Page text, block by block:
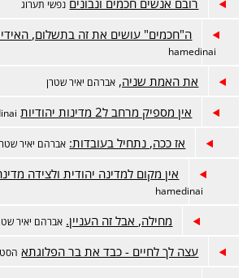
רובם אנשים חכמים ונבונים נפשי תערוג
ה"חכמים" עושים את זה בתשלום,
hamedinai
את האמת שניה, אברהם יאיר שטרן
אין מספיק מרחב ל2 מדינות יהודיות
אז ככה, נתחיל בעובדות: אברהם יאיר
אין מקום למדינה יהודית ולצידה
hamedinai
מחילה, אבל זה העניין. אברהם יאיר
עצה לך לחיים - כבד את בר הפלוגתא